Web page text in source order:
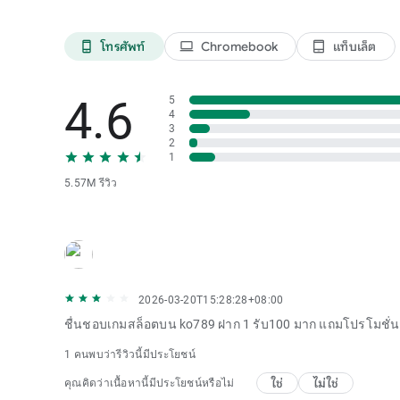
phone_android โทรศัพท์ laptop Chromebook tablet_android แท็บเล็ต
4.6
5.57M รีวิว
5
4
3
2
1
2026-03-20T15:28:28+08:00
ชื่นชอบเกมสล็อตบน ko789 ฝาก 1 รับ100 มาก แถมโปรโมชั่
1 คนพบว่ารีวิวนี้มีประโยชน์
คุณคิดว่าเนื้อหานี้มีประโยชน์หรือไม่ ใช่ ไม่ใช่